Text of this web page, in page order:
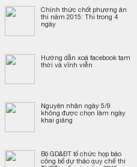
Chính thức chốt phương án
thi năm 2015: Thi trong 4
ngày
Hướng dẫn xoá facebook tạm
thời và vĩnh viễn
Nguyên nhân ngày 5/9
không được chọn làm ngày
khai giảng
Bộ GD&ĐT tổ chức họp báo
công bố dự thảo quy chế thi